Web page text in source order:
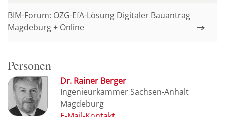
Magdeburg + Online
BIM-Forum: OZG-EfA-Lösung Digitaler Bauantrag
Personen
Dr. Rainer Berger
Ingenieurkammer Sachsen-Anhalt
Magdeburg